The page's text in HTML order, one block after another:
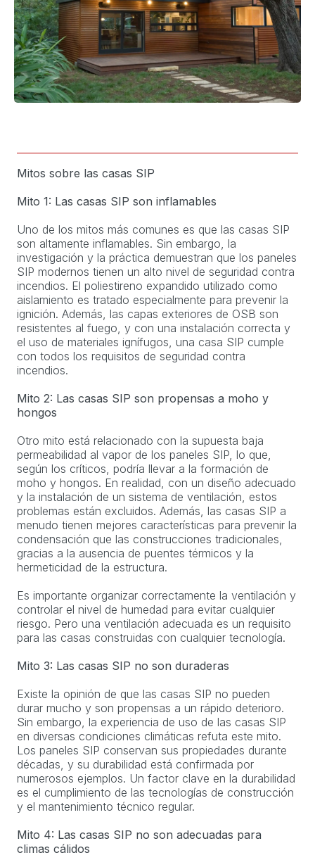
Mitos sobre las casas SIP
Mito 1: Las casas SIP son inflamables
Uno de los mitos más comunes es que las casas SIP
son altamente inflamables. Sin embargo, la
investigación y la práctica demuestran que los paneles
SIP modernos tienen un alto nivel de seguridad contra
incendios. El poliestireno expandido utilizado como
aislamiento es tratado especialmente para prevenir la
ignición. Además, las capas exteriores de OSB son
resistentes al fuego, y con una instalación correcta y
el uso de materiales ignífugos, una casa SIP cumple
con todos los requisitos de seguridad contra
incendios.
Mito 2: Las casas SIP son propensas a moho y
hongos
Otro mito está relacionado con la supuesta baja
permeabilidad al vapor de los paneles SIP, lo que,
según los críticos, podría llevar a la formación de
moho y hongos. En realidad, con un diseño adecuado
y la instalación de un sistema de ventilación, estos
problemas están excluidos. Además, las casas SIP a
menudo tienen mejores características para prevenir la
condensación que las construcciones tradicionales,
gracias a la ausencia de puentes térmicos y la
hermeticidad de la estructura.
Es importante organizar correctamente la ventilación y
controlar el nivel de humedad para evitar cualquier
riesgo. Pero una ventilación adecuada es un requisito
para las casas construidas con cualquier tecnología.
Mito 3: Las casas SIP no son duraderas
Existe la opinión de que las casas SIP no pueden
durar mucho y son propensas a un rápido deterioro.
Sin embargo, la experiencia de uso de las casas SIP
en diversas condiciones climáticas refuta este mito.
Los paneles SIP conservan sus propiedades durante
décadas, y su durabilidad está confirmada por
numerosos ejemplos. Un factor clave en la durabilidad
es el cumplimiento de las tecnologías de construcción
y el mantenimiento técnico regular.
Mito 4: Las casas SIP no son adecuadas para
climas cálidos